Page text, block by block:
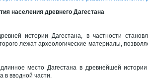
населения древнего Дагестана
истории Дагестана, в частности
лежат археологические материалы,
место Дагестана в древнейшей
в вводной части.